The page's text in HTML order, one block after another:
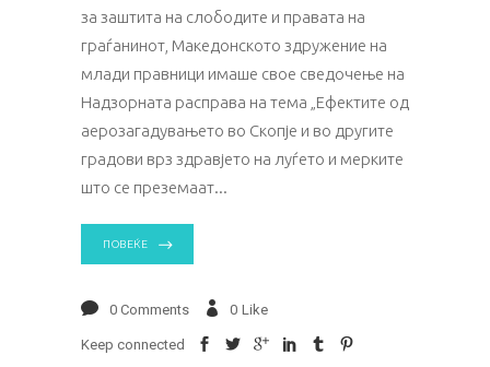
за заштита на слободите и правата на
граѓанинот, Македонското здружение на
млади правници имаше свое сведочење на
Надзорната расправа на тема „Ефектите од
аерозагадувањето во Скопје и во другите
градови врз здравјето на луѓето и мерките
што се преземаат
ПОВЕЌЕ
0 Comments 0 Like
Keep connected